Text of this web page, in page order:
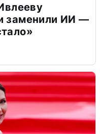
заменили ИИ —